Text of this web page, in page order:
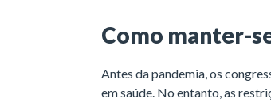
Como manter-
Antes da pandemia, os
em saúde. No entanto, as